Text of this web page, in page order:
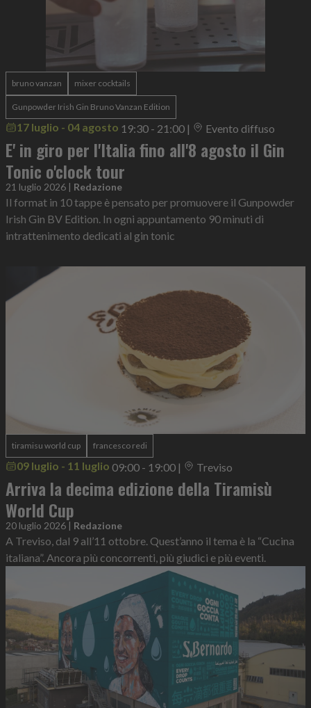
bruno vanzan mixer cocktails
Gunpowder Irish Gin Bruno Vanzan Edition
17 luglio - 04 agosto 19:30 - 21:00 | Evento diffuso
E' in giro per l'Italia fino all'8 agosto il Gin
Tonic o'clock tour
21 luglio 2026 | Redazione
Il format in 10 tappe è pensato per promuovere il Gunpowder
Irish Gin BV Edition. In ogni appuntamento 90 minuti di
intrattenimento dedicati al gin tonic
tiramisu world cup francesco redi
09 luglio - 11 luglio 09:00 - 19:00 | Treviso
Arriva la decima edizione della Tiramisù
World Cup
20 luglio 2026 | Redazione
A Treviso, dal 9 all’11 ottobre. Quest’anno il tema è la “Cucina
italiana”. Ancora più concorrenti, più giudici e più eventi.